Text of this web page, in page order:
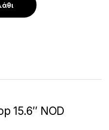
15.6″ NOD